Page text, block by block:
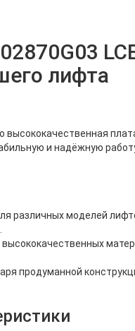
лифта
высококачественная
и надёжную
различных моделей
высококачественных
продуманной